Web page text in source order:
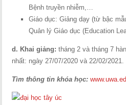
Bệnh truyền nhiễm,…
Giáo dục: Giảng dạy (từ bậc
Quản lý Giáo dục (Education
d. Khai giảng: tháng 2 và tháng 7
nhất: ngày 27/07/2020 và 22/02/2021.
Tìm thông tin khóa học: